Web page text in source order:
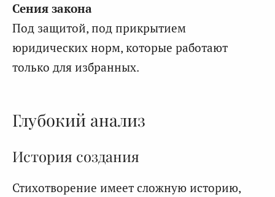
Сения закона
Под защитой, под прикрытием
юридических норм, которые работают
только для избранных.
Глубокий анализ
История создания
Стихотворение имеет сложную историю,